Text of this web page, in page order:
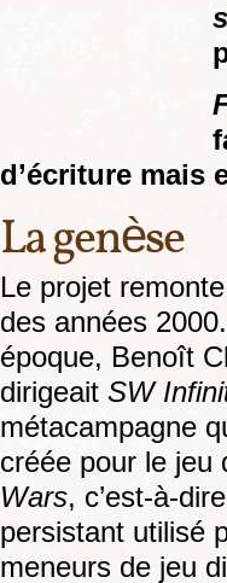
d’écriture mais
La genèse
Le projet
des années
époque, Benoît
dirigeait SW
métacampagne
créée pour le jeu
Wars, c’est-à-
persistant utilisé
meneurs de jeu